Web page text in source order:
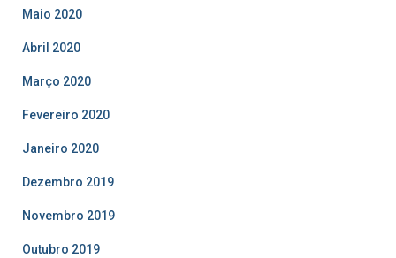
Maio 2020
Abril 2020
Março 2020
Fevereiro 2020
Janeiro 2020
Dezembro 2019
Novembro 2019
Outubro 2019